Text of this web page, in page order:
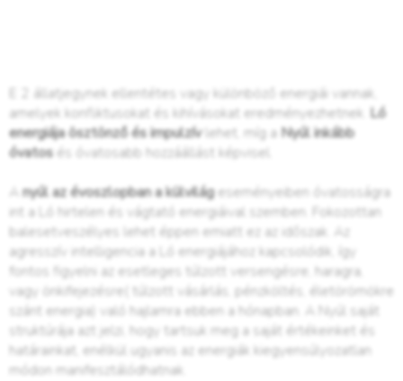
E 2 állatjegynek ellentétes vagy különböző energiái vannak,
amelyek konfliktusokat és kihívásokat eredményezhetnek. Ló
energiája ösztönző és impulzívlehet, míg a Nyúl inkább
óvatosés óvatosabb hozzáállást képvisel.
Anyúl az évoszlopban a külvilágeseményeiben óvatosságra
int a Ló hirtelen és vágtató energiáival szemben. Fokozottan
balesetveszélyes lehet éppen emiatt ez az időszak. Az
agresszív intelligencia a Ló energiájához kapcsolódik, így
fontos figyelni az esetleges túlzott versengésre, haragra,
vagy önkifejezésre( túlzott vásárlás, pénzköltés, életörömökre
szánt energia) való hajlamra ebben a hónapban. A Nyúl saját
struktúrája azt jelzi, hogy tartsuk meg a saját értékeinket és
határainkat, enélkül ugyanis az energiák kiegyensúlyozatlan
módon manifesztálódhatnak.